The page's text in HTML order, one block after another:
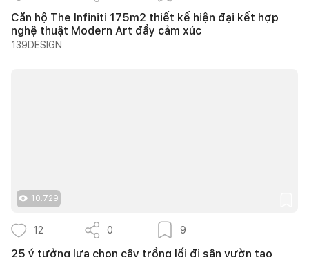
Căn hộ The Infiniti 175m2 thiết kế hiện đại kết hợp
nghệ thuật Modern Art đầy cảm xúc
139DESIGN
10.729
12 0 9
25 ý tưởng lựa chọn cây trồng lối đi sân vườn tạo